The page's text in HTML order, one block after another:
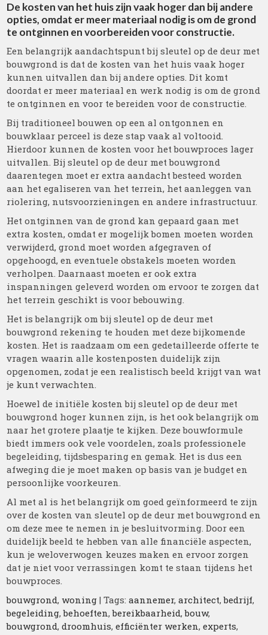
De kosten van het huis zijn vaak hoger dan bij andere
opties, omdat er meer materiaal nodig is om de grond
te ontginnen en voorbereiden voor constructie.
Een belangrijk aandachtspunt bij sleutel op de deur met
bouwgrond is dat de kosten van het huis vaak hoger
kunnen uitvallen dan bij andere opties. Dit komt
doordat er meer materiaal en werk nodig is om de grond
te ontginnen en voor te bereiden voor de constructie.
Bij traditioneel bouwen op een al ontgonnen en
bouwklaar perceel is deze stap vaak al voltooid.
Hierdoor kunnen de kosten voor het bouwproces lager
uitvallen. Bij sleutel op de deur met bouwgrond
daarentegen moet er extra aandacht besteed worden
aan het egaliseren van het terrein, het aanleggen van
riolering, nutsvoorzieningen en andere infrastructuur.
Het ontginnen van de grond kan gepaard gaan met
extra kosten, omdat er mogelijk bomen moeten worden
verwijderd, grond moet worden afgegraven of
opgehoogd, en eventuele obstakels moeten worden
verholpen. Daarnaast moeten er ook extra
inspanningen geleverd worden om ervoor te zorgen dat
het terrein geschikt is voor bebouwing.
Het is belangrijk om bij sleutel op de deur met
bouwgrond rekening te houden met deze bijkomende
kosten. Het is raadzaam om een gedetailleerde offerte te
vragen waarin alle kostenposten duidelijk zijn
opgenomen, zodat je een realistisch beeld krijgt van wat
je kunt verwachten.
Hoewel de initiële kosten bij sleutel op de deur met
bouwgrond hoger kunnen zijn, is het ook belangrijk om
naar het grotere plaatje te kijken. Deze bouwformule
biedt immers ook vele voordelen, zoals professionele
begeleiding, tijdsbesparing en gemak. Het is dus een
afweging die je moet maken op basis van je budget en
persoonlijke voorkeuren.
Al met al is het belangrijk om goed geïnformeerd te zijn
over de kosten van sleutel op de deur met bouwgrond en
om deze mee te nemen in je besluitvorming. Door een
duidelijk beeld te hebben van alle financiële aspecten,
kun je weloverwogen keuzes maken en ervoor zorgen
dat je niet voor verrassingen komt te staan tijdens het
bouwproces.
bouwgrond,woning | Tags:aannemer,architect,bedrijf,
begeleiding,behoeften,bereikbaarheid,bouw,
bouwgrond,droomhuis,efficiënter werken,experts,